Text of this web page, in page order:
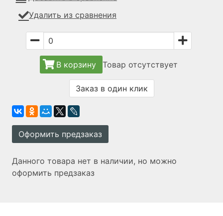
Удалить из сравнения
В корзину Товар отсутствует
Заказ в один клик
Оформить предзаказ
Данного товара нет в наличии, но можно
оформить предзаказ